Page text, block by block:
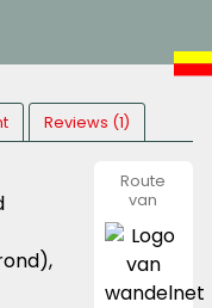
Reviews (1)
Route
van